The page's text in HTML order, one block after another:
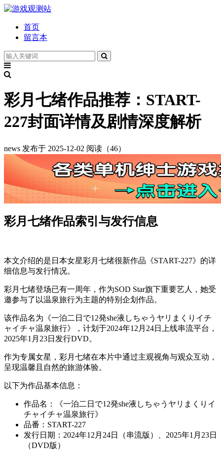
首页
留言本
彩月七绪作品推荐：START-
227封面详情及剧情深度解析
news 发布于 2025-12-02 阅读（46）
彩月七绪作品索引与发行信息
本文介绍的是日本女星彩月七绪很新作品《START-227》的详
细信息与发行情况。
彩月七绪登场已有一周年，作为SOD Star旗下重要艺人，她受
邀参与了以温泉旅行为主题的特别企划作品。
该作品名为《一泊二日で12発she液しちゃうヤリまくりイチ
ャイチャ温泉旅行》，计划于2024年12月24日上线串流平台，
2025年1月23日发行DVD。
作为专属女星，彩月七绪在本片中通过主观视角与观众互动，
呈现温馨且自然的旅游体验。
以下为作品基本信息：
作品名：《一泊二日で12発she液しちゃうヤリまくりイ
チャイチャ温泉旅行》
品番：START-227
发行日期：2024年12月24日（串流版）、2025年1月23日
（DVD版）